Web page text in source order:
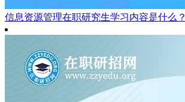
信息资源管理在职研究生学习内容是什么？